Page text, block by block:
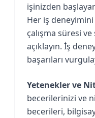
işinizden
Her iş
çalışma süresi
açıklayın. İş
başarıları
Yetenekler ve
becerilerinizi ve
becerileri,